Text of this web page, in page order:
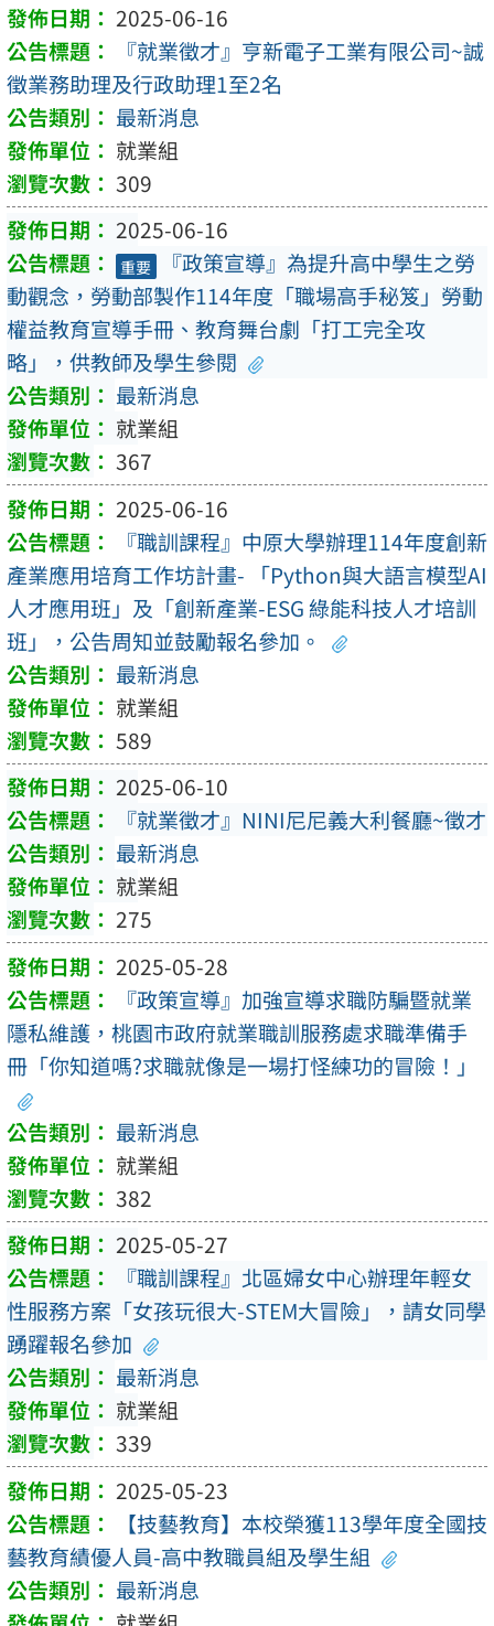
2025-06-16
『就業徵才』亨新電子工業有限公司~誠
徵業務助理及行政助理1至2名
最新消息
就業組
309
2025-06-16
重要
『政策宣導』為提升高中學生之勞
動觀念，勞動部製作114年度「職場高手秘笈」勞動
權益教育宣導手冊、教育舞台劇「打工完全攻
略」，供教師及學生參閱
最新消息
就業組
367
2025-06-16
『職訓課程』中原大學辦理114年度創新
產業應用培育工作坊計畫- 「Python與大語言模型AI
人才應用班」及「創新產業-ESG 綠能科技人才培訓
班」，公告周知並鼓勵報名參加。
最新消息
就業組
589
2025-06-10
『就業徵才』NINI尼尼義大利餐廳~徵才
最新消息
就業組
275
2025-05-28
『政策宣導』加強宣導求職防騙暨就業
隱私維護，桃園市政府就業職訓服務處求職準備手
冊「你知道嗎?求職就像是一場打怪練功的冒險！」
最新消息
就業組
382
2025-05-27
『職訓課程』北區婦女中心辦理年輕女
性服務方案「女孩玩很大-STEM大冒險」，請女同學
踴躍報名參加
最新消息
就業組
339
2025-05-23
【技藝教育】本校榮獲113學年度全國技
藝教育績優人員-高中教職員組及學生組
最新消息